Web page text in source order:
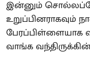
இன்னும்
பேரப்பிள்ளையாக
வாங்க